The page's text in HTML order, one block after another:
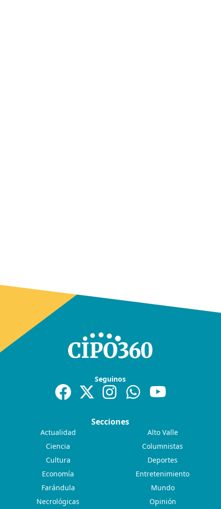
Seguinos
Secciones
Actualidad
Alto Valle
Ciencia
Columnistas
Cultura
Deportes
Economía
Entretenimiento
Farándula
Mundo
Necrológicas
Opinión